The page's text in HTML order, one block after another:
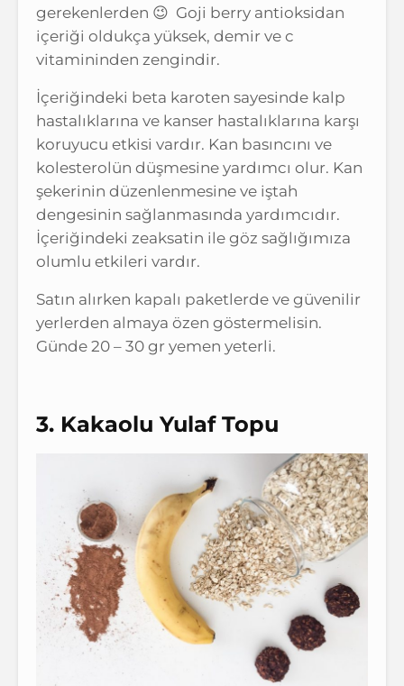
gerekenlerden 😉 Goji berry antioksidan
içeriği oldukça yüksek, demir ve c
vitamininden zengindir.
İçeriğindeki beta karoten sayesinde kalp
hastalıklarına ve kanser hastalıklarına karşı
koruyucu etkisi vardır. Kan basıncını ve
kolesterolün düşmesine yardımcı olur. Kan
şekerinin düzenlenmesine ve iştah
dengesinin sağlanmasında yardımcıdır.
İçeriğindeki zeaksatin ile göz sağlığımıza
olumlu etkileri vardır.
Satın alırken kapalı paketlerde ve güvenilir
yerlerden almaya özen göstermelisin.
Günde 20 – 30 gr yemen yeterli.
3. Kakaolu Yulaf Topu